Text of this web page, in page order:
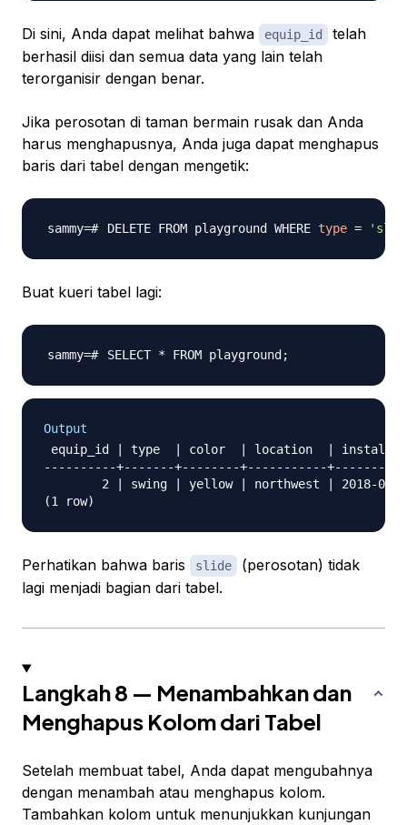
Di sini, Anda dapat melihat bahwa equip_id
telah
berhasil diisi dan semua data yang lain telah
terorganisir dengan benar.
Jika perosotan di taman bermain rusak dan Anda
harus menghapusnya, Anda juga dapat menghapus
baris dari tabel dengan mengetik:
DELETE FROM playground WHERE type =
Buat kueri tabel lagi:
SELECT * FROM playground ;
Output
equip_id | type  | color  | location  |
----------+-------+--------+-----------
2 | swing | yellow | northwest | 2018-08-
Perhatikan bahwa baris slide
(perosotan) tidak
lagi menjadi bagian dari tabel.
Langkah 8 — Menambahkan dan
Menghapus Kolom dari Tabel
Setelah membuat tabel, Anda dapat mengubahnya
dengan menambah atau menghapus kolom.
Tambahkan kolom untuk menunjukkan kunjungan